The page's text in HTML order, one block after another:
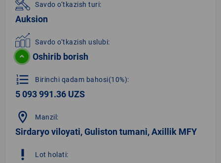
Savdo o‘tkazish turi:
Auksion
Savdo o‘tkazish uslubi:
Oshirib borish
format_list_numbered Birinchi qadam bahosi(10%):
5 093 991.36 UZS
location_on Manzil:
Sirdaryo viloyati, Guliston tumani, Axillik MFY
priority_high Lot holati: